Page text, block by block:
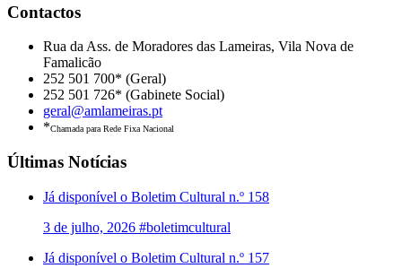
Contactos
Rua da Ass. de Moradores das Lameiras, Vila Nova de
Famalicão
252 501 700* (Geral)
252 501 726* (Gabinete Social)
geral@amlameiras.pt
*Chamada para Rede Fixa Nacional
Últimas Notícias
Já disponível o Boletim Cultural n.º 158
3 de julho, 2026 #boletimcultural
Já disponível o Boletim Cultural n.º 157